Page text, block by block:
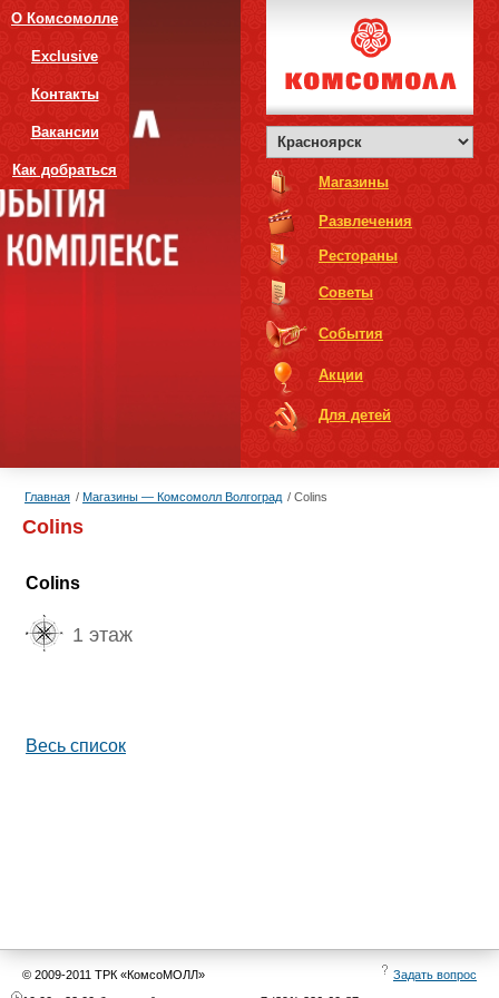
О Комсомолле
Exclusive
Контакты
Вакансии
Как добраться
Магазины
Развлечения
Рестораны
Советы
События
Акции
Для детей
Главная Магазины — Комсомолл Волгоград Colins
Colins
Colins
1 этаж
Весь список
© 2009-2011 ТРК «КомсоМОЛЛ»
Задать вопрос